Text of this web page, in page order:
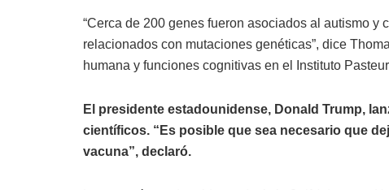
“Cerca de 200 genes fueron asociados al autismo
relacionados con mutaciones genéticas”, dice
humana y funciones cognitivas en el Instituto
El presidente estadounidense, Donald Trump,
científicos. “Es posible que sea necesario que
vacuna”, declaró.